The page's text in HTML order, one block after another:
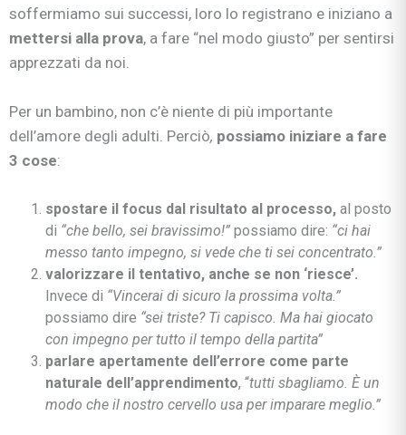
soffermiamo sui successi, loro lo registrano e iniziano a
mettersi alla prova, a fare “nel modo giusto” per sentirsi
apprezzati da noi.
Per un bambino, non c’è niente di più importante
dell’amore degli adulti. Perciò, possiamo iniziare a fare
3 cose:
spostare il focus dal risultato al processo, al posto
di “che bello, sei bravissimo!” possiamo dire: “ci hai
messo tanto impegno, si vede che ti sei concentrato.”
valorizzare il tentativo, anche se non ‘riesce’.
Invece di “Vincerai di sicuro la prossima volta.”
possiamo dire “sei triste? Ti capisco. Ma hai giocato
con impegno per tutto il tempo della partita”
parlare apertamente dell’errore come parte
naturale dell’apprendimento, “tutti sbagliamo. È un
modo che il nostro cervello usa per imparare meglio.”